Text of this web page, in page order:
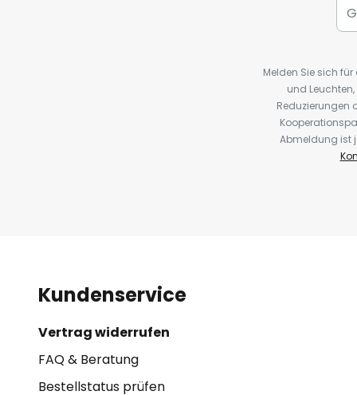
Melden Sie sich
und
Reduzierungen
Abmeldung ist
Kundenservice
Vertrag widerrufen
FAQ & Beratung
Bestellstatus prüfen